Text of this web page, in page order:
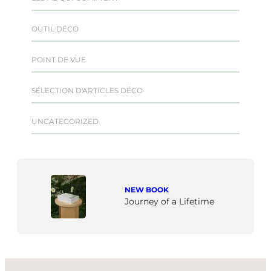
OUTIL DÉCO
POINT DE VUE
SÉLECTION D'ARTICLES DÉCO
UNCATEGORIZED
NEW BOOK
Journey of a Lifetime